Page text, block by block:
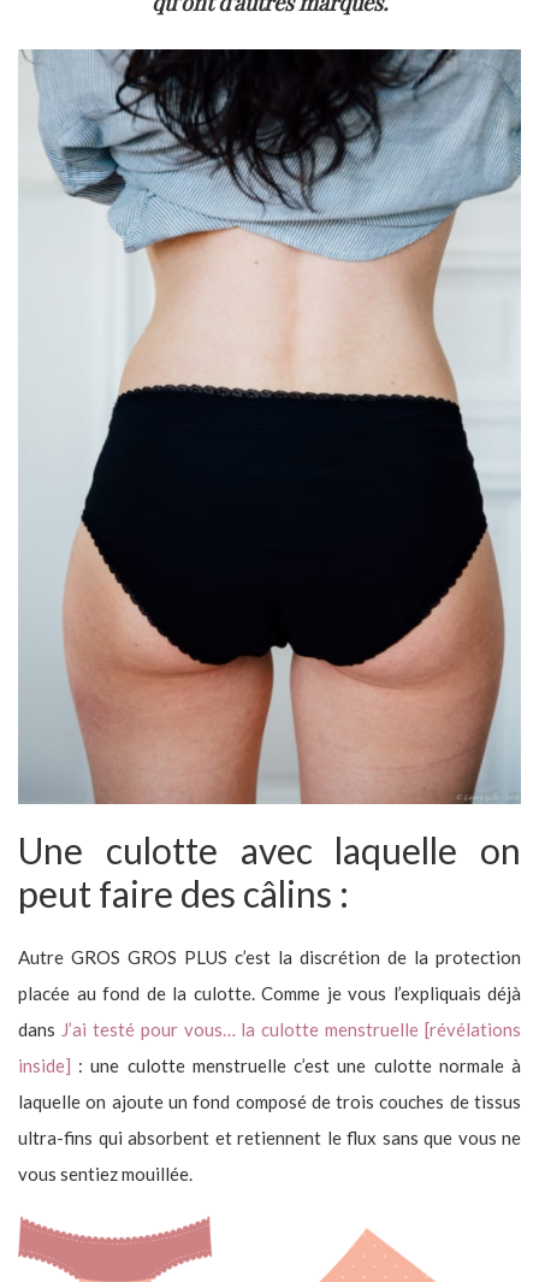
Une culotte avec laquelle on
peut faire des câlins :
Autre GROS GROS PLUS c’est la discrétion de la protection
placée au fond de la culotte. Comme je vous l’expliquais déjà
dans J’ai testé pour vous… la culotte menstruelle [révélations
inside] : une culotte menstruelle c’est une culotte normale à
laquelle on ajoute un fond composé de trois couches de tissus
ultra-fins qui absorbent et retiennent le flux sans que vous ne
vous sentiez mouillée.